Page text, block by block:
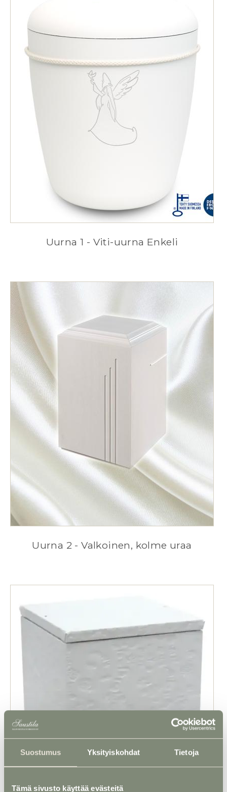
Suostumus Yksityiskohdat Tietoja
Tämä sivusto käyttää evästeitä
Uurna 1 - Viti-uurna Enkeli
Uurna 2 - Valkoinen, kolme uraa